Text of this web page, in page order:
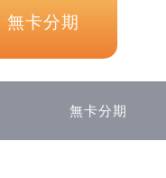
無卡分期
無卡分期